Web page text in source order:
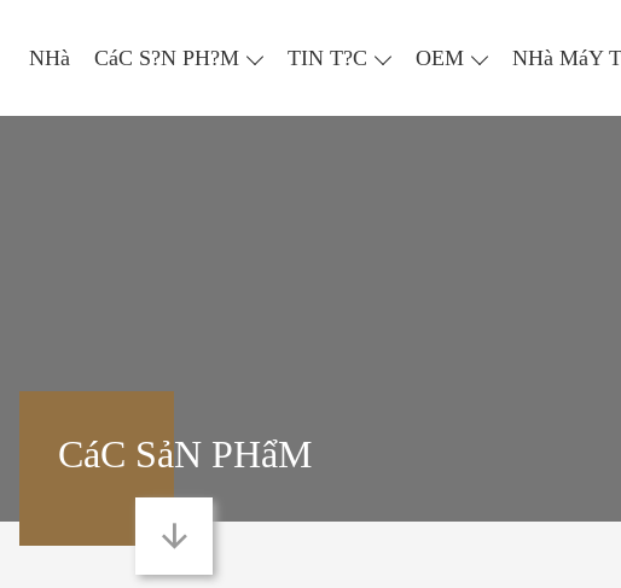
NHà CáC S?N PH?M TIN T?C OEM NHà MáY
CáC SảN PHẩM